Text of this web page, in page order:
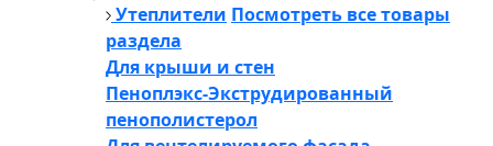
Утеплители Посмотреть все товары
раздела
Для крыши и стен
Пеноплэкс-Экструдированный
пенополистерол